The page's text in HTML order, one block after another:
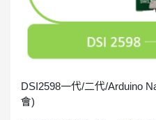
DSI2598一代/二代/Arduino
會)